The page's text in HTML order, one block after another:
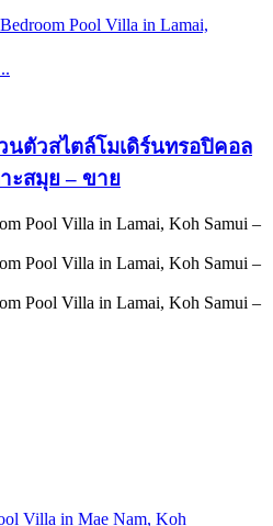
นตัวสไตล์โมเดิร์นทรอปิคอล
ะสมุย – ขาย